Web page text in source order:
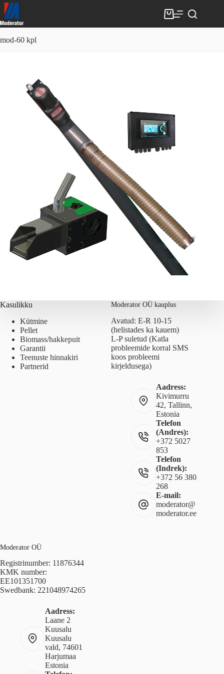
Skip
to
content
Shopping
cart
mod-60 kpl
Kasulikku
Kütmine
Pellet
Biomass/hakkepuit
Garantii
Teenuste hinnakiri
Partnerid
Moderator OÜ kauplus
Avatud: E-R 10-15
(helistades ka kauem)
L-P suletud (Katla
probleemide korral SMS
koos probleemi
kirjeldusega)
Aadress:
Kivimurru
42, Tallinn,
Estonia
Telefon
(Andres):
+372 5027
853
Telefon
(Indrek):
+372 56 380
268
E-mail:
moderator@
moderator.ee
Moderator OÜ
Registrinumber: 11876344
KMK number:
EE101351700
Swedbank: 221048974265
Aadress:
Laane 2
Kuusalu
Kuusalu
vald, 74601
Harjumaa
Estonia